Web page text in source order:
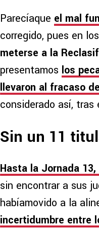
Parecíaque el mal
corregido, pues en
meterse a la
presentamos los
llevaron al fracaso
considerado así,
Sin un 11
Hasta la Jornada
sin encontrar a sus
habíamovido a la
incertidumbre entre